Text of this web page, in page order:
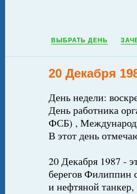
ВЫБРАТЬ ДЕНЬ
20 Декабря
День недели:
День работника
ФСБ) ,
В этот день
20 Декабря 1987 -
берегов Филиппин
и нефтяной танкер,